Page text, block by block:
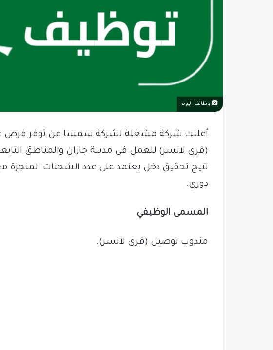
وظائف اليوم
أعلنت شركة مشغلة لشركة سمسا عن توفر
(فري لانسر) للعمل في مدينة جازان والمناطق
تتيح تحقيق دخل يعتمد على عدد الشحنات
دوري.
المسمى الوظيفي
مندوب توصيل (فري لانسر).